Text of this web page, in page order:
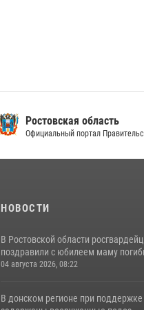
Ростовская область
Официальный портал
НОВОСТИ
В Ростовской области
поздравили с юбилеем маму
04 августа 2026, 08:22
В донском регионе при поддержке